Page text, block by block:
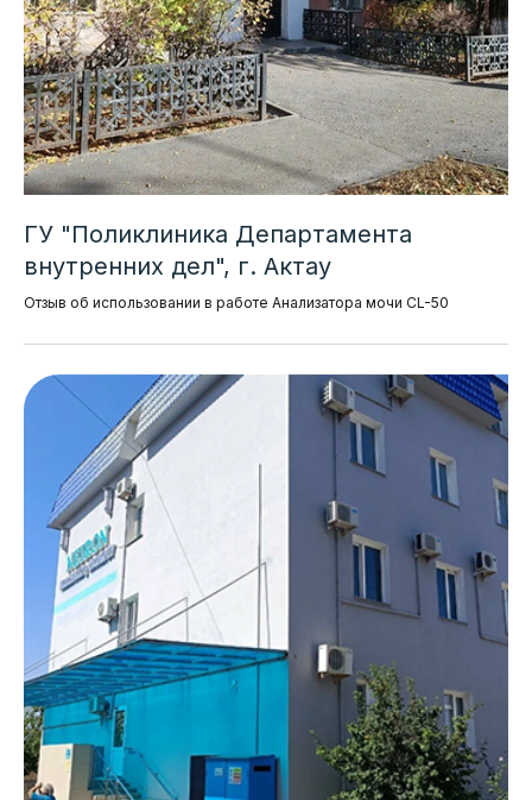
ГУ "Поликлиника Департамента
внутренних дел", г. Актау
Отзыв об использовании в работе Анализатора мочи CL-50